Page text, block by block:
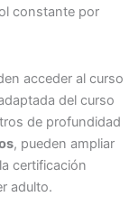
constante por
acceder al curso
del curso
de profundidad
, pueden ampliar
certificación
adulto.